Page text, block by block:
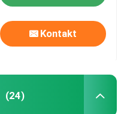
Kontakt
(24)